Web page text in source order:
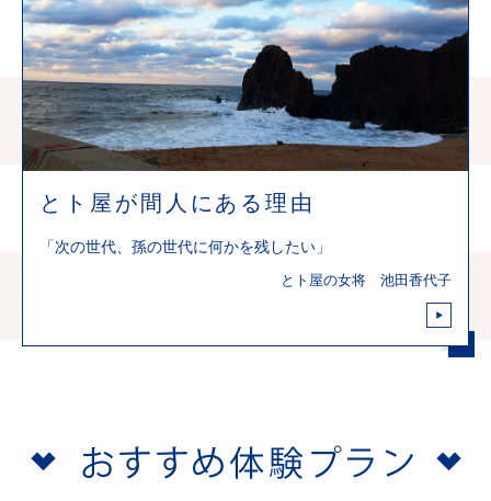
とト屋が間人にある理由
「次の世代、孫の世代に何かを残したい」
とト屋の女将 池田香代子